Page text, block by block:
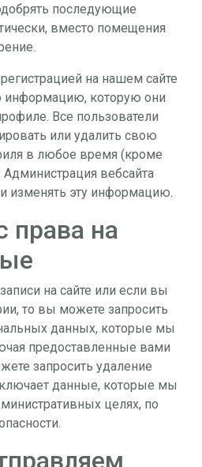
последующие
вместо помещения
на нашем сайте
информацию, которую они
Все пользователи
или удалить свою
в любое время (кроме
вебсайта
изменять эту информацию.
права на
на сайте или если вы
то вы можете запросить
данных, которые мы
предоставленные вами
запросить удаление
данные, которые мы
целях, по